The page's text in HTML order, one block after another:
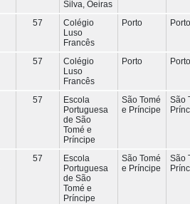
Silva, Oeiras
57
Colégio
Luso
Francês
Porto Porto
57
Colégio
Luso
Francês
Porto Porto
57
Escola
Portuguesa
de São
Tomé e
Príncipe
São Tomé
e Príncipe
São
57
Escola
Portuguesa
de São
Tomé e
Príncipe
São Tomé
e Príncipe
São